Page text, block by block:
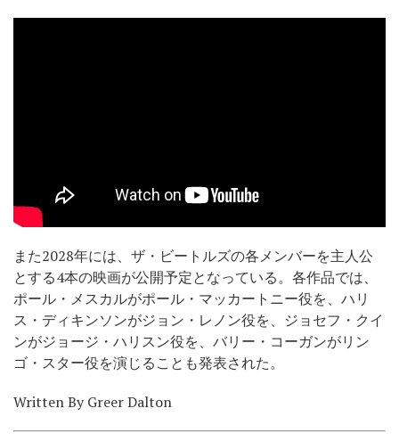
また2028年には、ザ・ビートルズの各メンバーを主人公
とする4本の映画が公開予定となっている。各作品では、
ポール・メスカルがポール・マッカートニー役を、ハリ
ス・ディキンソンがジョン・レノン役を、ジョセフ・クイ
ンがジョージ・ハリスン役を、バリー・コーガンがリン
ゴ・スター役を演じることも発表された。
Written By Greer Dalton